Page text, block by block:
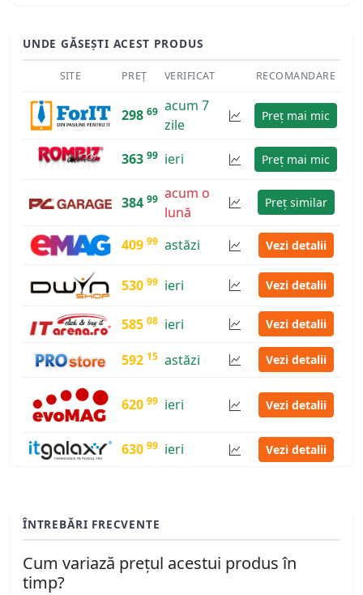
UNDE GĂSEȘTI ACEST PRODUS
SITE PREȚ VERIFICAT RECOMANDARE
298 69 acum 7
zile
Preț mai mic
363 99 ieri Preț mai mic
384 99 acum o
lună
Preț similar
409 99 astăzi Vezi detalii
530 99 ieri Vezi detalii
585 08 ieri Vezi detalii
592 15 astăzi Vezi detalii
620 99 ieri Vezi detalii
630 99 ieri Vezi detalii
ÎNTREBĂRI FRECVENTE
Cum variază prețul acestui produs în
timp?